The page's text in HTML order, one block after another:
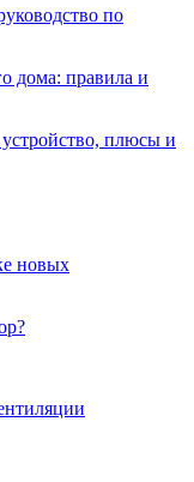
по
дома: правила и
плюсы и
новых